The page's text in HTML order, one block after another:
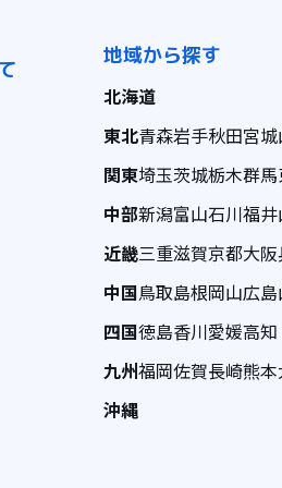
地域から探す
北海道
東北青森岩手秋田宮城
関東埼玉茨城栃木群馬
中部新潟富山石川福井
近畿三重滋賀京都大阪
中国鳥取島根岡山広島
四国徳島香川愛媛高知
九州福岡佐賀長崎熊本
沖縄